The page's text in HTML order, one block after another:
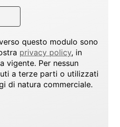
questo modulo sono
privacy policy, in
vigente. Per nessun
a terze parti o utilizzati
di natura commerciale.